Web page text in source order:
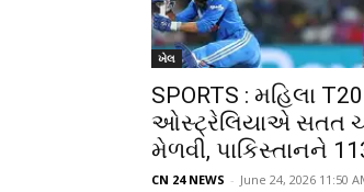
ખેલ
SPORTS : મહિલા
ઓસ્ટ્રેલિયાએ સતત
મેળવી, પાકિસ્તાનને
CN 24 NEWS - June 24, 2026 11:50